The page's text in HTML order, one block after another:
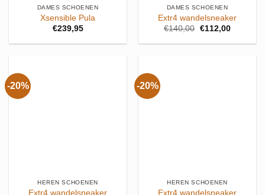
DAMES SCHOENEN
Xsensible Pula
€239,95
DAMES SCHOENEN
Extr4 wandelsneaker
€140,00 Oorspronkelijke
was:
€112,00Huidige
is:
-20%
HEREN SCHOENEN
Extr4 wandelsneaker
-20%
HEREN SCHOENEN
Extr4 wandelsneaker